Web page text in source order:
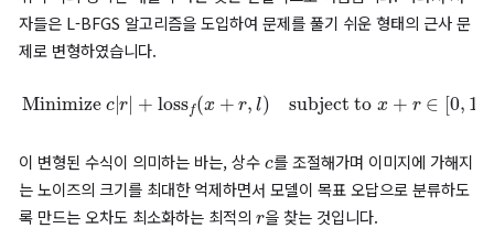
타겟 오답 라벨인 로 분류하게 만드는 최소한의 노이즈 을 찾는
은 다음과 같습니다.
Minimize ‖ ‖2
subject to:1. f(x + r)=l2. x+r∈[0, 1] m
수식의 의미